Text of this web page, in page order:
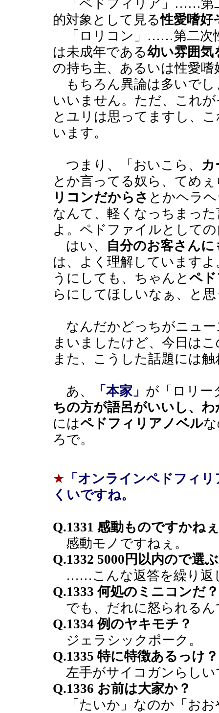
「ペドフィリア」……第
的対象として見る性愛嗜好
「ロリコン」……第二次
は未成年である幼い雰囲気
の持ち主、あるいは性愛嗜
もちろん異論は多いでし
いいません。ただ、これ
とユリは思ってますし、
います。
つまり、「おいこら、 カ
とか言ってる奴ら、てめ
リコンだからさ とかヘラ
なんて、軽くなっちまっ
よ。ペドファイルとして
はい、
自分のお客さん
は、よく理解しています
うにしても、ちゃんと ペ
らにしてほしいなぁ、と
なんだかどっちがニュー
まいましたけど、今日は
また、こうした話題には
あ、 「本家」 が「ロリー
ちの方が語呂がいいし、
にはペドフィリアノベル
ろで。
★ 「オンラインペドフィ
くいですね。
Q.1331 感動ものですかね
感動モノですねぇ。
Q.1332 5000円以内ので選
……こんな返答を繰り返
Q.1333 何処のミニコンだ？
でも、だれに怒られるん
Q.1334 例のヤキモチ？
ジェラシックポーク。
Q.1335 特に特徴あるっけ？
左手がサイコガンらしい
Q.1336 お前は大家か？
「たいか」なのか「おお